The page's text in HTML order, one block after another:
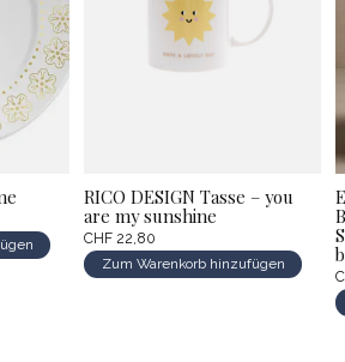
RICO DESIGN Tasse – you
are my sunshine
CHF 22,80
Zum Warenkorb hinzufügen